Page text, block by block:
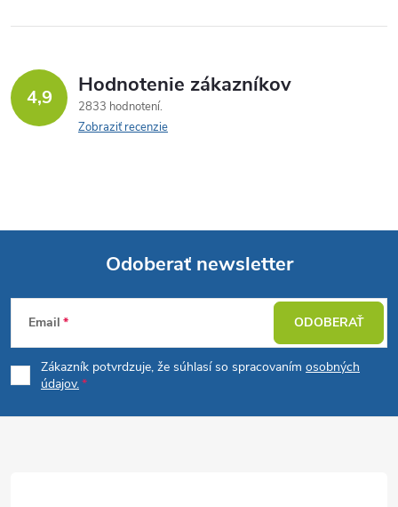
4,9 Hodnotenie zákazníkov
2833 hodnotení
Zobraziť recenzie
Z
á
p
Odoberať newsletter
Email
Zákazník potvrdzuje, že súhlasí so spracovaním osobných
údajov.
ODOBERAŤ